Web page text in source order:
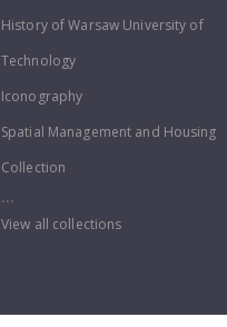
History of Warsaw University of
Technology
Iconography
Spatial Management and Housing
Collection
...
View all collections